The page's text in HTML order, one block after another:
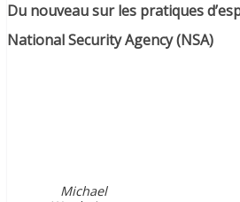
Du nouveau sur les pratiques
National Security Agency (NSA)
Michael